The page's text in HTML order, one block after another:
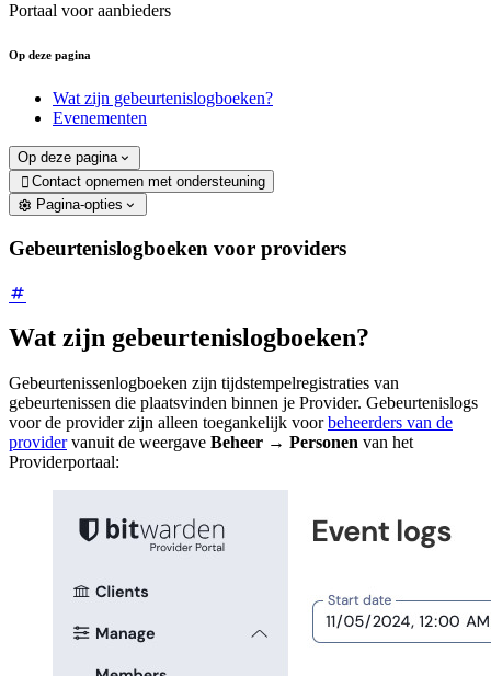
Portaal voor aanbieders
Op deze pagina
Wat zijn gebeurtenislogboeken?
Evenementen
Op deze pagina
 Contact opnemen met ondersteuning
Pagina-opties
Gebeurtenislogboeken voor providers
Wat zijn gebeurtenislogboeken?
Gebeurtenissenlogboeken zijn tijdstempelregistraties van
gebeurtenissen die plaatsvinden binnen je Provider. Gebeurtenislogs
voor de provider zijn alleen toegankelijk voorbeheerders van de
providervanuit de weergave Beheer → Personen van het
Providerportaal: